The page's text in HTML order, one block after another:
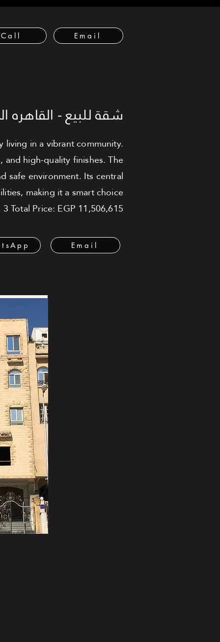
Call Email
شقة للبيع - القاهره
living in a vibrant community.
high-quality finishes. The
safe environment. Its central
making it a smart choice
Total Price: EGP 11,506,615
Email